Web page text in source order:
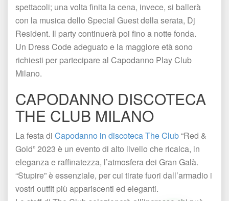
pettacoli; una volta finita la cena, invece, si ballerà
con la musica dello Special Guest della serata, Dj
Resident. Il party continuerà poi fino a notte fonda.
Un Dress Code adeguato e la maggiore età sono
richiesti per partecipare al Capodanno Play Club
Milano.
CAPODANNO DISCOTECA
THE CLUB MILANO
La festa di Capodanno in discoteca The Club “Red &
Gold” 2023 è un evento di alto livello che ricalca, in
eleganza e raffinatezza, l’atmosfera dei Gran Galà.
“Stupire” è essenziale, per cui tirate fuori dall’armadio i
vostri outfit più appariscenti ed eleganti.